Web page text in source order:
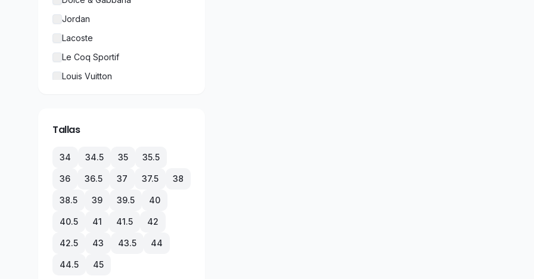
Jordan
Lacoste
Le Coq Sportif
Louis Vuitton
Puma
Rolex
Tallas
34 34.5 35 35.5
36 36.5 37 37.5 38
38.5 39 39.5 40
40.5 41 41.5 42
42.5 43 43.5 44
44.5 45